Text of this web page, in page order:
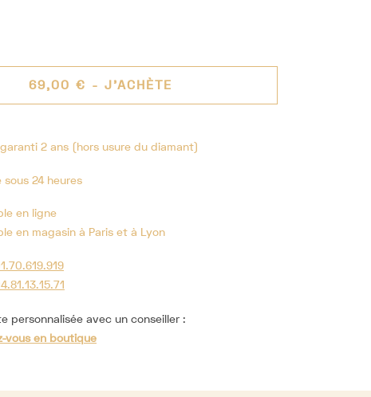
69,00 € - J'ACHÈTE
2 ans (hors usure du diamant)
sous 24 heures
en ligne
en magasin à Paris et à Lyon
personnalisée avec un conseiller :
vous en boutique